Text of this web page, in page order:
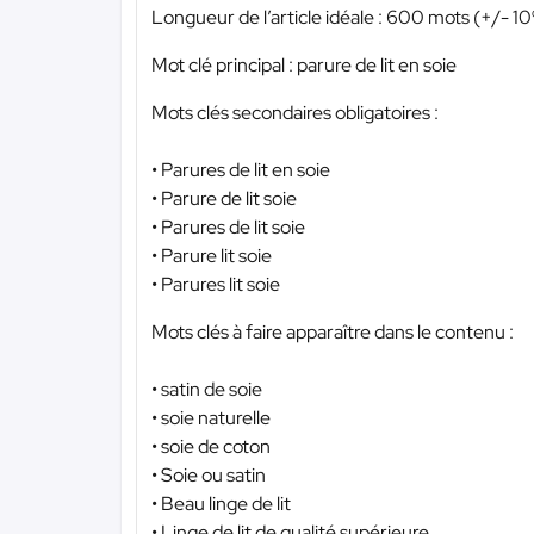
Longueur de l’article idéale : 600 mots (+/-
Mot clé principal : parure de lit en soie
Mots clés secondaires obligatoires :
• Parures de lit en soie
• Parure de lit soie
• Parures de lit soie
• Parure lit soie
• Parures lit soie
Mots clés à faire apparaître dans le contenu :
• satin de soie
• soie naturelle
• soie de coton
• Soie ou satin
• Beau linge de lit